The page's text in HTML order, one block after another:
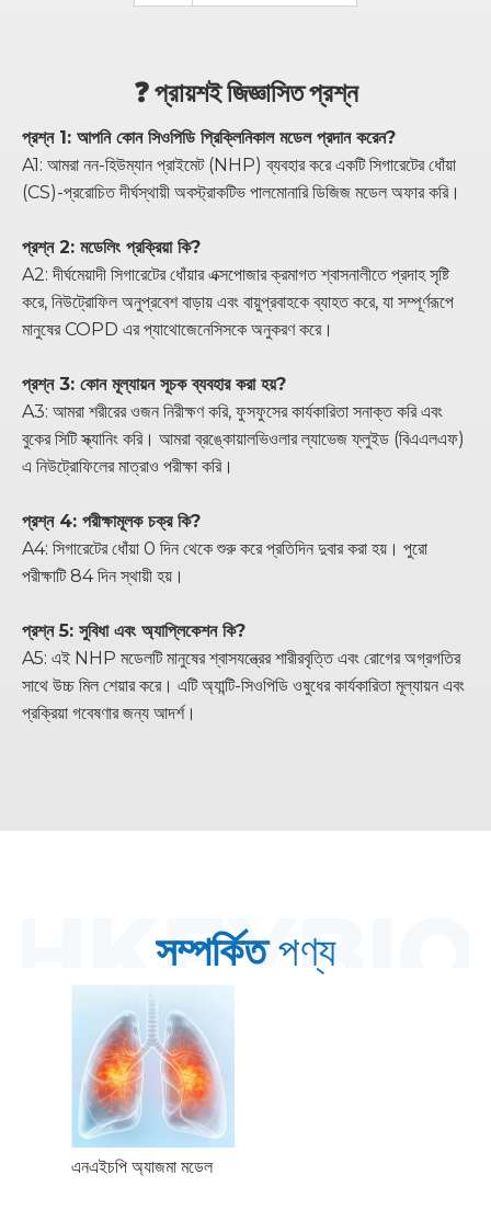
❓ প্রায়শই জিজ্ঞাসিত প্রশ্ন
প্রশ্ন 1: আপনি কোন সিওপিডি প্রিক্লিনিকাল মডেল প্রদান করেন?
A1: আমরা নন-হিউম্যান প্রাইমেট (NHP) ব্যবহার করে একটি সিগারেটের ধোঁয়া
(CS)-প্ররোচিত দীর্ঘস্থায়ী অবস্ট্রাকটিভ পালমোনারি ডিজিজ মডেল অফার করি।
প্রশ্ন 2: মডেলিং প্রক্রিয়া কি?
A2: দীর্ঘমেয়াদী সিগারেটের ধোঁয়ার এক্সপোজার ক্রমাগত শ্বাসনালীতে প্রদাহ সৃষ্টি
করে, নিউট্রোফিল অনুপ্রবেশ বাড়ায় এবং বায়ুপ্রবাহকে ব্যাহত করে, যা সম্পূর্ণরূপে
মানুষের COPD এর প্যাথোজেনেসিসকে অনুকরণ করে।
প্রশ্ন 3: কোন মূল্যায়ন সূচক ব্যবহার করা হয়?
A3: আমরা শরীরের ওজন নিরীক্ষণ করি, ফুসফুসের কার্যকারিতা সনাক্ত করি এবং
বুকের সিটি স্ক্যানিং করি। আমরা ব্রঙ্কোয়ালভিওলার ল্যাভেজ ফ্লুইড (বিএএলএফ)
এ নিউট্রোফিলের মাত্রাও পরীক্ষা করি।
প্রশ্ন 4: পরীক্ষামূলক চক্র কি?
A4: সিগারেটের ধোঁয়া 0 দিন থেকে শুরু করে প্রতিদিন দুবার করা হয়। পুরো
পরীক্ষাটি 84 দিন স্থায়ী হয়।
প্রশ্ন 5: সুবিধা এবং অ্যাপ্লিকেশন কি?
A5: এই NHP মডেলটি মানুষের শ্বাসযন্ত্রের শারীরবৃত্তি এবং রোগের অগ্রগতির
সাথে উচ্চ মিল শেয়ার করে। এটি অ্যান্টি-সিওপিডি ওষুধের কার্যকারিতা মূল্যায়ন এবং
প্রক্রিয়া গবেষণার জন্য আদর্শ।
সম্পর্কিতপণ্য
এনএইচপি অ্যাজমা মডেল